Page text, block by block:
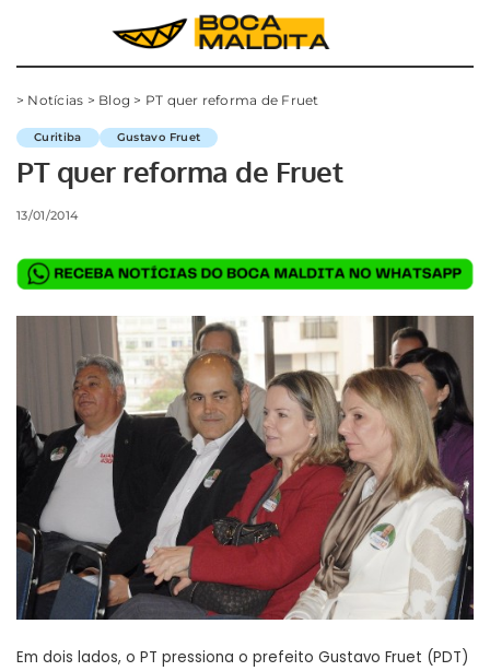
> Notícias > Blog > PT quer reforma de Fruet
Curitiba Gustavo Fruet
PT quer reforma de Fruet
13/01/2014
Em dois lados, o PT pressiona o prefeito Gustavo Fruet (PDT)